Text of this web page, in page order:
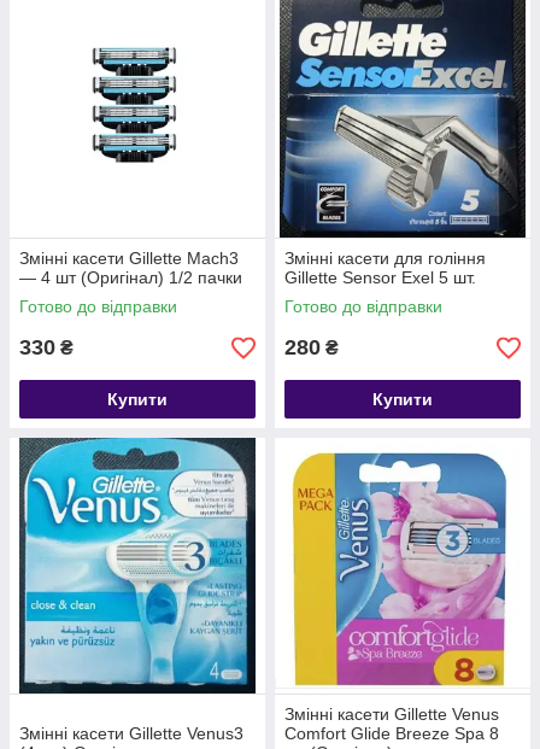
Змінні касети Gillette Mach3
— 4 шт (Оригінал) 1/2 пачки
Готово до відправки
330 ₴
Купити
Змінні касети для гоління
Gillette Sensor Exel 5 шт.
Готово до відправки
280 ₴
Купити
Змінні касети Gillette Venus3
Змінні касети Gillette Venus
Comfort Glide Breeze Spa 8